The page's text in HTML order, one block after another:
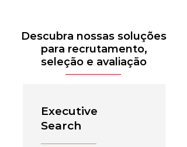
Descubra nossas soluções
para recrutamento,
seleção e avaliação
Executive
Search